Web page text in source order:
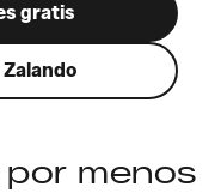
gratis
menos